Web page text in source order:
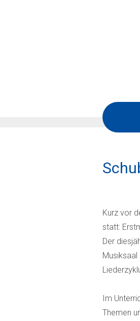
Kurz vor
statt:
Der
Im
Themen